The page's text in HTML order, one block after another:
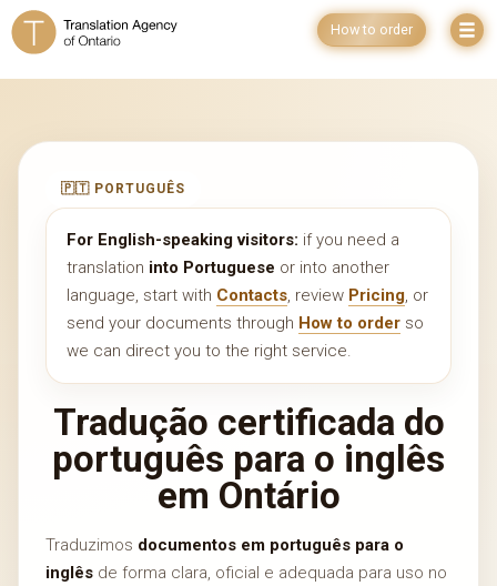
How to order
🇵🇹 PORTUGUÊS
For English-speaking visitors: if you need a
translation into Portuguese or into another
language, start with Contacts, review Pricing, or
send your documents through How to order so
we can direct you to the right service.
Tradução certificada do
português para o inglês
em Ontário
Traduzimos documentos em português para o
inglês de forma clara, oficial e adequada para uso no